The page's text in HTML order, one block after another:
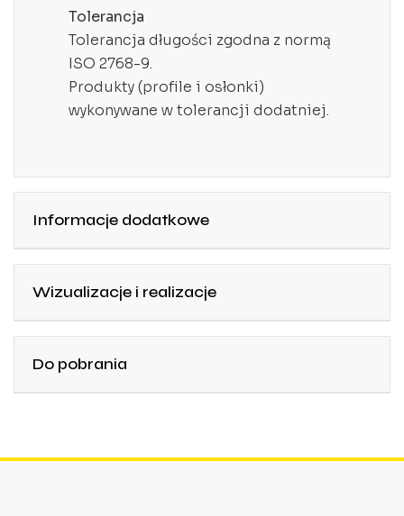
Tolerancja
Tolerancja długości zgodna z normą
ISO 2768-9.
Produkty (profile i osłonki)
wykonywane w tolerancji dodatniej.
Informacje dodatkowe
Wizualizacje i realizacje
Do pobrania